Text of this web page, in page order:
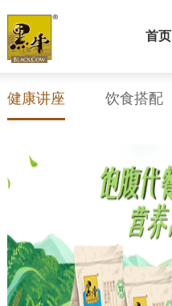
首页
健康讲座 饮食搭配